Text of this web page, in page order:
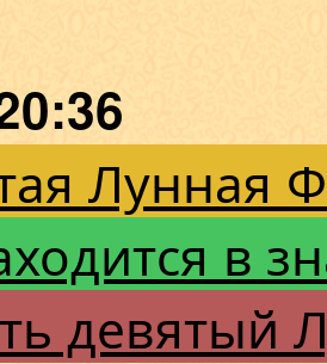
Лунная
в
девятый